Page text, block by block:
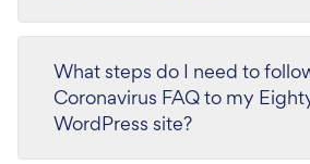
What steps do I need to
Coronavirus FAQ to my
WordPress site?